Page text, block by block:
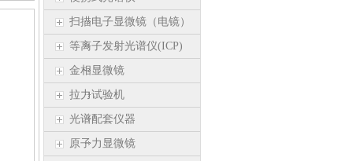
扫描电子显微镜（电镜）
等离子发射光谱仪(ICP)
金相显微镜
拉力试验机
光谱配套仪器
原子力显微镜